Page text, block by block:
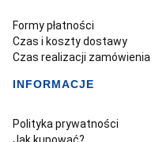
Formy płatności
Czas i koszty dostawy
Czas realizacji zamówienia
INFORMACJE
Polityka prywatności